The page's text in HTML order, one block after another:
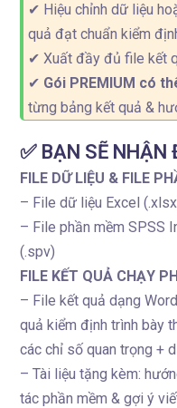
✔ Hiệu chỉnh dữ liệu
quả đạt chuẩn kiểm
✔ Xuất đầy đủ file kết
✔ Gói PREMIUM có
từng bảng kết quả &
✅ BẠN SẼ NHẬN
FILE DỮ LIỆU & FILE
– File dữ liệu Excel
– File phần mềm SPSS
(.spv)
FILE KẾT QUẢ CHẠY
– File kết quả dạng
quả kiểm định trình bày
các chỉ số quan trọng +
– Tài liệu tặng kèm:
tác phần mềm & gợi ý